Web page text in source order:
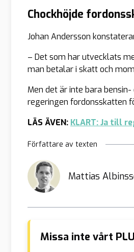
Chockhöjde
Johan Andersson
– Det som har utvecklats
man betalar i skatt och
Men det är inte bara
regeringen fordonsskatten
LÄS ÄVEN: KLART: Ja till
Författare av texten
Mattias
Missa inte vårt